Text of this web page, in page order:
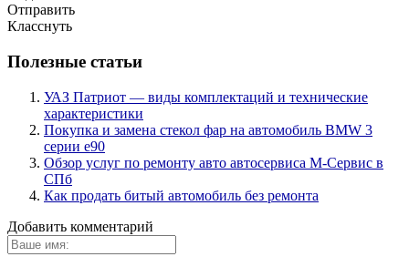
Отправить
Класснуть
Полезные статьи
УАЗ Патриот — виды комплектаций и технические
характеристики
Покупка и замена стекол фар на автомобиль BMW 3
серии е90
Обзор услуг по ремонту авто автосервиса М-Сервис в
СПб
Как продать битый автомобиль без ремонта
Добавить комментарий